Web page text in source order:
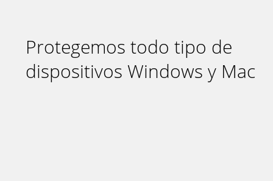
Protegemos todo tipo de
dispositivos Windows y Mac